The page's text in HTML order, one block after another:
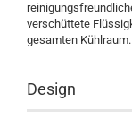
verschüttete
gesamten Kühlraum.
Design